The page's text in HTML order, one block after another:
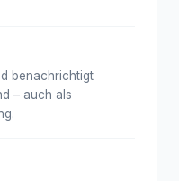
benachrichtigt
– auch als